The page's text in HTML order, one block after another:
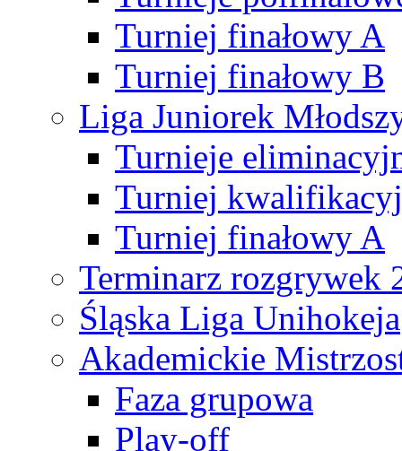
Turniej finałowy A
Turniej finałowy B
Liga Juniorek
Turnieje
Turniej
Turniej finałowy A
Terminarz rozgrywek
Śląska Liga Unihokeja
Akademickie
Faza grupowa
Play-off